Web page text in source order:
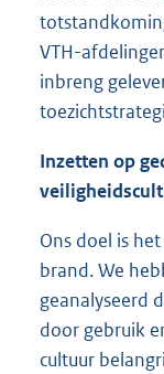
VTH-
inbreng
Inzetten op
Ons doel is
brand. We
geanalyseerd
door gebruik
cultuur